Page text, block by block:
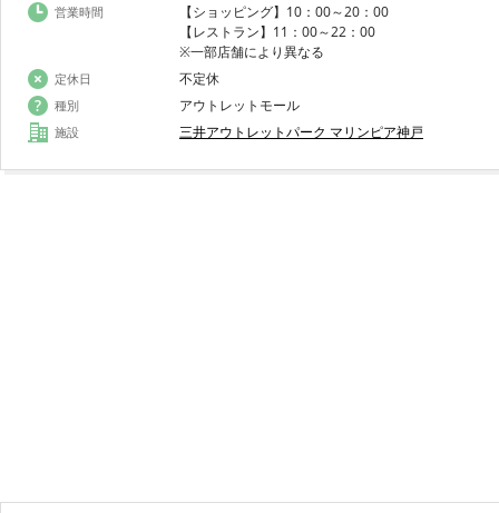
営業時間
【ショッピング】10：00～20：00
【レストラン】11：00～22：00
※一部店舗により異なる
定休日 不定休
種別 アウトレットモール
施設 三井アウトレットパーク マリンピア神戸